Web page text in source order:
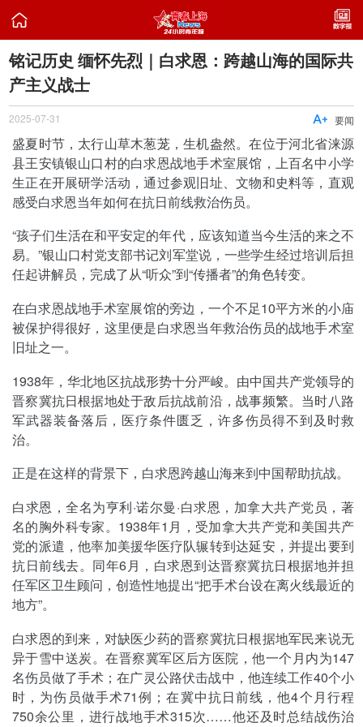

铭记历史 缅怀先烈｜白求恩：跨越山海的国际共
产主义战士
2025-07-31 要闻

盛夏时节，太行山草木葱茏，生机盎然。在位于河北省涞源
县王安镇银山口村的白求恩战地手术室展馆，上百名中小学
生正在开展研学活动，通过参观旧址、文物和史料等，直观
感受白求恩当年如何在抗日前线救治伤员。
“孩子们生活在和平安定的年代，应该知道当今生活的来之不
易。”银山口村党支部书记刘军堂说，一些学生经过培训后担
任起讲解员，完成了从“听众”到“传播者”的角色转变。
在白求恩战地手术室展馆的旁边，一个不足10平方米的小庙
被保护得很好，这里便是白求恩当年救治伤员的战地手术室
旧址之一。
1938年，华北地区抗战形势十分严峻。由中国共产党领导的
晋察冀抗日根据地处于敌后抗战前沿，战事频繁。当时八路
军武器装备落后，医疗条件匮乏，许多伤员得不到及时救
治。
正是在这样的背景下，白求恩跨越山海来到中国帮助抗战。
白求恩，全名为亨利·诺尔曼·白求恩，加拿大共产党员，著
名的胸外科专家。1938年1月，受加拿大共产党和美国共产
党的派遣，他率加美援华医疗队辗转到达延安，并提出要到
抗日前线去。同年6月，白求恩到达晋察冀抗日根据地并担
任军区卫生顾问，创造性地提出“把手术台设在离火线最近的
地方”。
白求恩的到来，对缺医少药的晋察冀抗日根据地军民来说无
异于雪中送炭。在晋察冀军区后方医院，他一个月内为147
名伤员做了手术；在广灵公路伏击战中，他连续工作40个小
时，为伤员做手术71例；在冀中抗日前线，他4个月行程
750余公里，进行战地手术315次……他还及时总结战伤治